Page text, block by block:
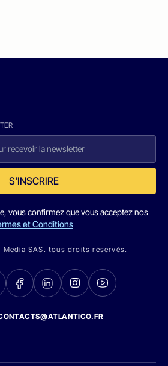
S'INSCRIRE
vous confirmez que vous acceptez nos
et Conditions
SAS. tous droits réservés.